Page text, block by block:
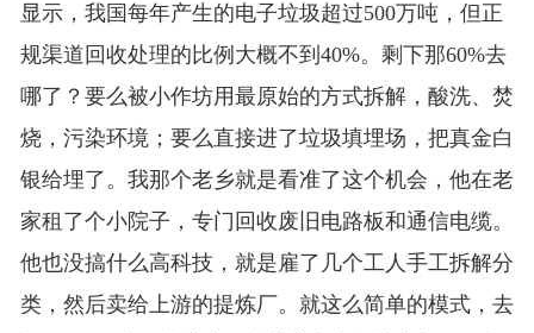
显示，我国每年产生的电子垃圾超过500万吨，但正
规渠道回收处理的比例大概不到40%。剩下那60%去
哪了？要么被小作坊用最原始的方式拆解，酸洗、焚
烧，污染环境；要么直接进了垃圾填埋场，把真金白
银给埋了。我那个老乡就是看准了这个机会，他在老
家租了个小院子，专门回收废旧电路板和通信电缆。
他也没搞什么高科技，就是雇了几个工人手工拆解分
类，然后卖给上游的提炼厂。就这么简单的模式，去